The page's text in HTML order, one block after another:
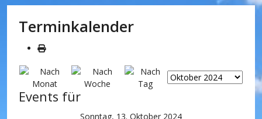
Terminkalender
Events für
Sonntag, 13. Oktober 2024